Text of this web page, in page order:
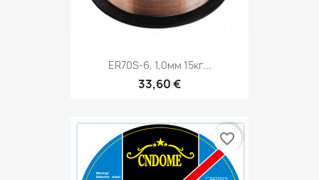
ER70S-6, 1,0мм 15кг...
33,60 €
favorite_border